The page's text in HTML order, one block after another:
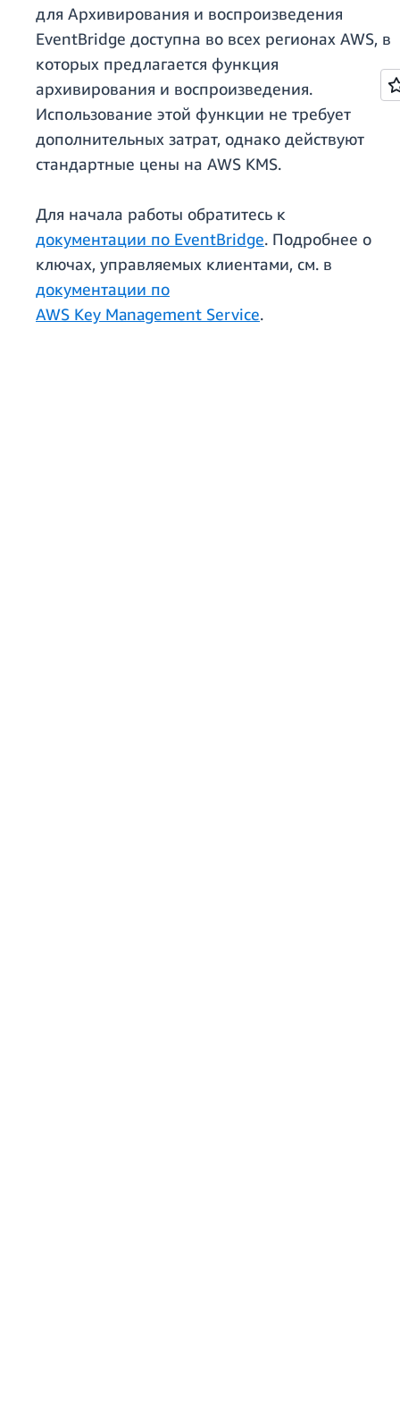
для Архивирования и воспроизведения
EventBridge доступна во всех регионах AWS, в
которых предлагается функция
архивирования и воспроизведения.
Использование этой функции не требует
дополнительных затрат, однако действуют
стандартные цены на AWS KMS.
Для начала работы обратитесь к
документации по EventBridge. Подробнее о
ключах, управляемых клиентами, см. в
документации по
AWS Key Management Service.